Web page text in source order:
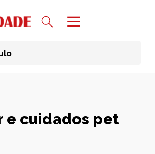
e cuidados pet